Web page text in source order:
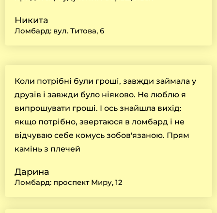
Никита
Ломбард: вул. Титова, 6
Коли потрібні були гроші, завжди займала у
друзів і завжди було ніяково. Не люблю я
випрошувати гроші. І ось знайшла вихід:
якщо потрібно, звертаюся в ломбард і не
відчуваю себе комусь зобов'язаною. Прям
камінь з плечей
Дарина
Ломбард: проспект Миру, 12